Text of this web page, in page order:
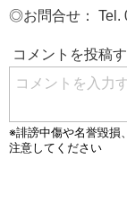
◎お問合せ： Tel.